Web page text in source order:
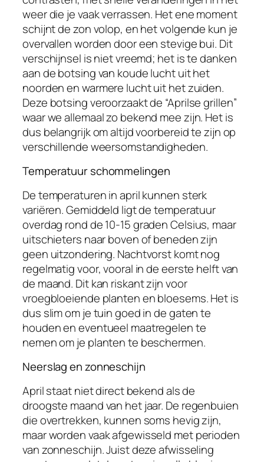
weer die je vaak verrassen. Het ene moment
schijnt de zon volop, en het volgende kun je
overvallen worden door een stevige bui. Dit
verschijnsel is niet vreemd; het is te danken
aan de botsing van koude lucht uit het
noorden en warmere lucht uit het zuiden.
Deze botsing veroorzaakt de “Aprilse grillen”
waar we allemaal zo bekend mee zijn. Het is
dus belangrijk om altijd voorbereid te zijn op
verschillende weersomstandigheden.
Temperatuur schommelingen
De temperaturen in april kunnen sterk
variëren. Gemiddeld ligt de temperatuur
overdag rond de 10-15 graden Celsius, maar
uitschieters naar boven of beneden zijn
geen uitzondering. Nachtvorst komt nog
regelmatig voor, vooral in de eerste helft van
de maand. Dit kan riskant zijn voor
vroegbloeiende planten en bloesems. Het is
dus slim om je tuin goed in de gaten te
houden en eventueel maatregelen te
nemen om je planten te beschermen.
Neerslag en zonneschijn
April staat niet direct bekend als de
droogste maand van het jaar. De regenbuien
die overtrekken, kunnen soms hevig zijn,
maar worden vaak afgewisseld met perioden
van zonneschijn. Juist deze afwisseling